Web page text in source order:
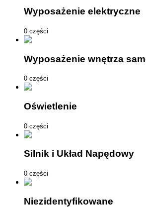
Wyposażenie elektryczne
0 części
Wyposażenie wnętrza
0 części
Oświetlenie
0 części
Silnik i Układ Napędowy
0 części
Niezidentyfikowane